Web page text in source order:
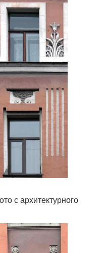
с архитектурного